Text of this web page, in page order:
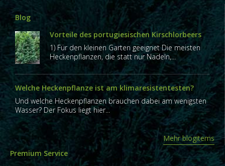
Blog
Vorteile des portugiesischen Kirschlorbeers
1) Für den kleinen Garten geeignet Die meisten
Heckenpflanzen, die statt nur Nadeln,...
Welche Heckenpflanze ist am klimaresistentesten?
Und welche Heckenpflanzen brauchen dabei am wenigsten
Wasser? Der Fokus liegt hier...
Mehr blogitems
Premium Service